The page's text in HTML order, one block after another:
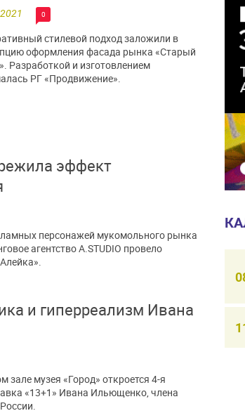
0
стилевой подход заложили в
оформления фасада рынка «Старый
Разработкой и изготовлением
РГ «Продвижение».
эффект
персонажей мукомольного рынка
агентство A.STUDIO провело
и гиперреализм Ивана
зале музея «Город» откроется 4-я
«13+1» Ивана Ильющенко, члена